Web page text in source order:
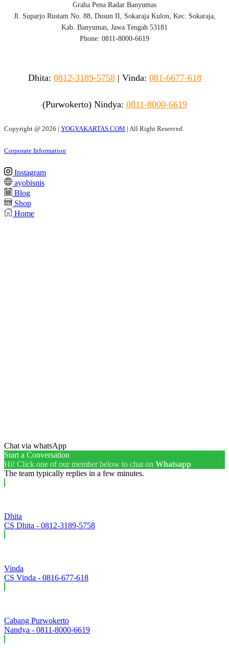
Graha Pena Radar Banyumas
Jl. Suparjo Rustam No. 88, Dusun II, Sokaraja Kulon, Kec. Sokaraja,
Kab. Banyumas, Jawa Tengah 53181
Phone: 0811-8000-6619
Dhita: 0812-3189-5758| Vinda: 081-6677-618
(Purwokerto) Nindya: 0811-8000-6619
Copyright @ 2026 | YOGYAKARTAS.COM | All Right Reserved.
Corporate Information
Instagram
ayobisnis
Blog
Shop
Home
Chat via whatsApp
Start a Conversation
Hi! Click one of our member below to chat on Whatsapp
The team typically replies in a few minutes.
Dhita
CS Dhita - 0812-3189-5758
Vinda
CS Vinda - 0816-677-618
Cabang Purwokerto
Nandya - 0811-8000-6619